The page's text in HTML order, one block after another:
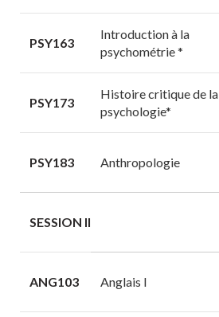
PSY163
Introduction à la
psychométrie *
PSY173
Histoire critique de la
psychologie*
PSY183 Anthropologie
SESSION II
ANG103 Anglais I